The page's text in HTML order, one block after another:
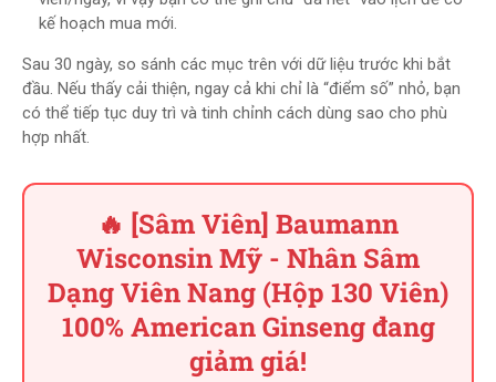
kế hoạch mua mới.
Sau 30 ngày, so sánh các mục trên với dữ liệu trước khi bắt
đầu. Nếu thấy cải thiện, ngay cả khi chỉ là “điểm số” nhỏ, bạn
có thể tiếp tục duy trì và tinh chỉnh cách dùng sao cho phù
hợp nhất.
🔥 [Sâm Viên] Baumann
Wisconsin Mỹ - Nhân Sâm
Dạng Viên Nang (Hộp 130 Viên)
100% American Ginseng đang
giảm giá!